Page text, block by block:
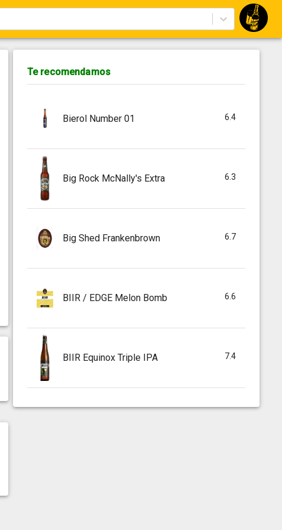
Te recomendamos
Bierol Number 01 6.4
Big Rock McNally's Extra 6.3
Big Shed Frankenbrown 6.7
BIIR / EDGE Melon Bomb 6.6
BIIR Equinox Triple IPA 7.4